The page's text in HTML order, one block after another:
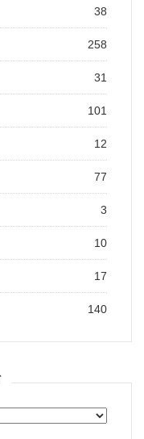
38
258
31
101
12
77
3
10
17
140